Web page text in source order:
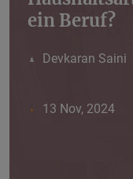
ein Beruf?
Devkaran Saini
13 Nov, 2024